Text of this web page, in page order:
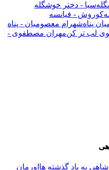
سیا - دختر خوشگله
کوروش - فیانسه
شهرام معصومیان - پناه
مهران مصطفوی -
اورمان